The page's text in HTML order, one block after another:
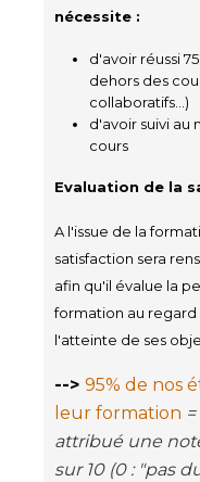
nécessite :
d'avoir réussi
dehors des
collaboratifs...)
d'avoir suivi au
cours
Evaluation de la
A l'issue de la
satisfaction sera
afin qu'il évalue la
formation au
l'atteinte de ses
--> 95% de nos
leur formation
attribué une
sur 10 (0 : "pas